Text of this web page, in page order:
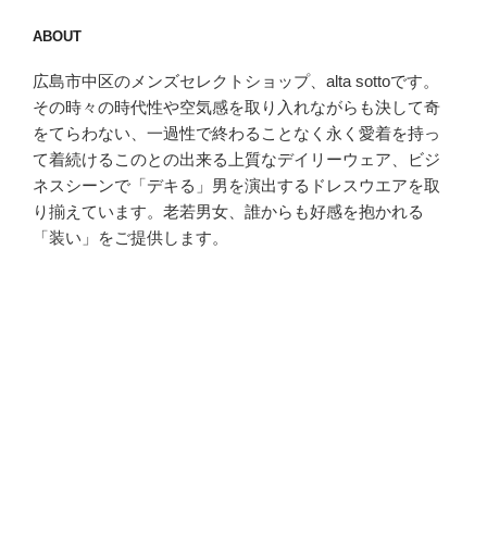
ABOUT
広島市中区のメンズセレクトショップ、alta sottoです。
その時々の時代性や空気感を取り入れながらも決して奇
をてらわない、一過性で終わることなく永く愛着を持っ
て着続けるこのとの出来る上質なデイリーウェア、ビジ
ネスシーンで「デキる」男を演出するドレスウエアを取
り揃えています。老若男女、誰からも好感を抱かれる
「装い」をご提供します。